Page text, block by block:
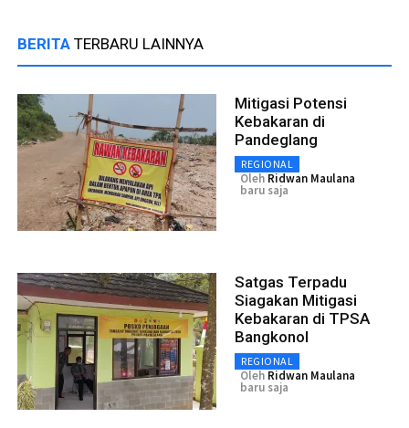
BERITA TERBARU LAINNYA
Mitigasi Potensi
Kebakaran di
Pandeglang
REGIONAL
Oleh Ridwan Maulana
baru saja
Satgas Terpadu
Siagakan Mitigasi
Kebakaran di TPSA
Bangkonol
REGIONAL
Oleh Ridwan Maulana
baru saja